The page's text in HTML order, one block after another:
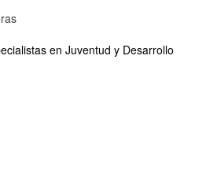
en Juventud y Desarrollo